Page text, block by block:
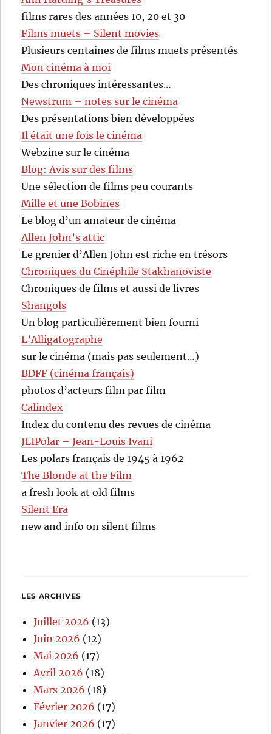
films rares des années 10, 20 et 30
Films muets – Silent movies
Plusieurs centaines de films muets présentés
Mon cinéma à moi
Des chroniques intéressantes…
Newstrum – notes sur le cinéma
Des présentations bien développées
Il était une fois le cinéma
Webzine sur le cinéma
Blog: Avis sur des films
Une sélection de films peu courants
Mille et une Bobines
Le blog d’un amateur de cinéma
Allen John’s attic
Le grenier d’Allen John est riche en trésors
Chroniques du Cinéphile Stakhanoviste
Chroniques de films et aussi de livres
Shangols
Un blog particulièrement bien fourni
L’Alligatographe
sur le cinéma (mais pas seulement…)
BDFF (cinéma français)
photos d’acteurs film par film
Calindex
Index du contenu des revues de cinéma
JLIPolar – Jean-Louis Ivani
Les polars français de 1945 à 1962
The Blonde at the Film
a fresh look at old films
Silent Era
new and info on silent films
LES ARCHIVES
Juillet 2026 (13)
Juin 2026 (12)
Mai 2026 (17)
Avril 2026 (18)
Mars 2026 (18)
Février 2026 (17)
Janvier 2026 (17)